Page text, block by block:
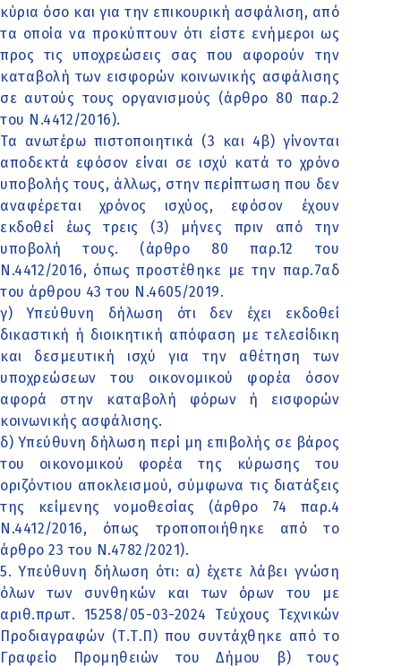
κύρια όσο και για την επικουρική ασφάλιση, από
τα οποία να προκύπτουν ότι είστε ενήμεροι ως
προς τις υποχρεώσεις σας που αφορούν την
καταβολή των εισφορών κοινωνικής ασφάλισης
σε αυτούς τους οργανισμούς (άρθρο 80 παρ.2
του Ν.4412/2016).
Τα ανωτέρω πιστοποιητικά (3 και 4β) γίνονται
αποδεκτά εφόσον είναι σε ισχύ κατά το χρόνο
υποβολής τους, άλλως, στην περίπτωση που δεν
αναφέρεται χρόνος ισχύος, εφόσον έχουν
εκδοθεί έως τρεις (3) μήνες πριν από την
υποβολή τους. (άρθρο 80 παρ.12 του
Ν.4412/2016, όπως προστέθηκε με την παρ.7αδ
του άρθρου 43 του Ν.4605/2019.
γ) Υπεύθυνη δήλωση ότι δεν έχει εκδοθεί
δικαστική ή διοικητική απόφαση με τελεσίδικη
και δεσμευτική ισχύ για την αθέτηση των
υποχρεώσεων του οικονομικού φορέα όσον
αφορά στην καταβολή φόρων ή εισφορών
κοινωνικής ασφάλισης.
δ) Υπεύθυνη δήλωση περί μη επιβολής σε βάρος
του οικονομικού φορέα της κύρωσης του
οριζόντιου αποκλεισμού, σύμφωνα τις διατάξεις
της κείμενης νομοθεσίας (άρθρο 74 παρ.4
Ν.4412/2016, όπως τροποποιήθηκε από το
άρθρο 23 του Ν.4782/2021).
5. Υπεύθυνη δήλωση ότι: α) έχετε λάβει γνώση
όλων των συνθηκών και των όρων του με
αριθ.πρωτ. 15258/05-03-2024 Τεύχους Τεχνικών
Προδιαγραφών (Τ.Τ.Π) που συντάχθηκε από το
Γραφείο Προμηθειών του Δήμου β) τους